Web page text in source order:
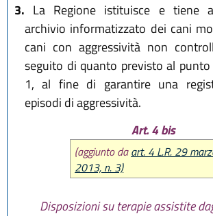
3. La Regione istituisce e tiene
archivio informatizzato dei cani
cani con aggressività non
seguito di quanto previsto al
1, al fine di garantire una
episodi di aggressività.
Art. 4 bis
(aggiunto daart. 4 L.R. 29
2013, n. 3)
Disposizioni su terapie assistite